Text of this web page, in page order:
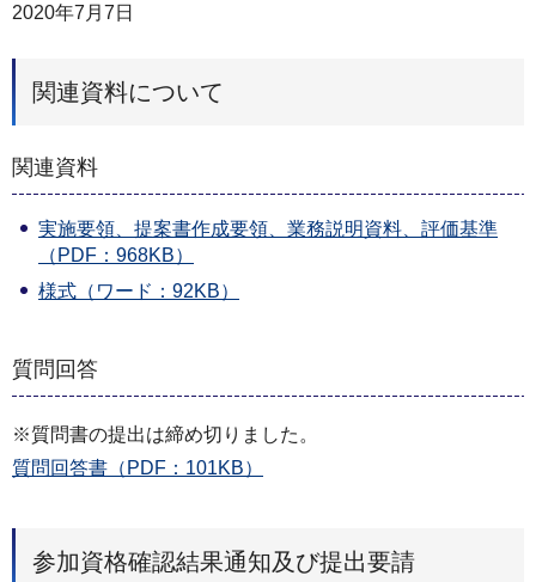
2020年7月7日
関連資料について
関連資料
実施要領、提案書作成要領、業務説明資料、評価基準
（PDF：968KB）
様式（ワード：92KB）
質問回答
※質問書の提出は締め切りました。
質問回答書（PDF：101KB）
参加資格確認結果通知及び提出要請